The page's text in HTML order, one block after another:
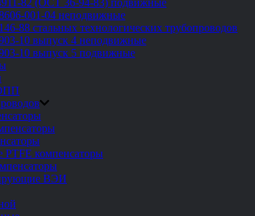
82 (ОСТ 36-94-83) подвижные
001-04 неподвижные
88 стальных технологических трубопроводов
10 выпуск 4 неподвижные
10 выпуск 5 подвижные
PTFE компенсаторы
ВЭИ